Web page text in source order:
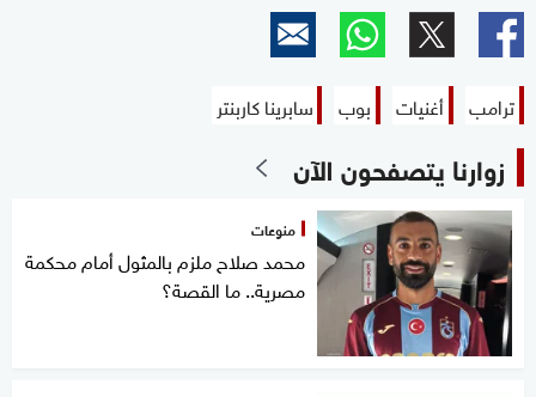
ترامب أغنيات بوب سابرينا كاربنتر
زوارنا يتصفحون الآن
منوعات
محمد صلاح ملزم بالمثول أمام محكمة
مصرية.. ما القصة؟